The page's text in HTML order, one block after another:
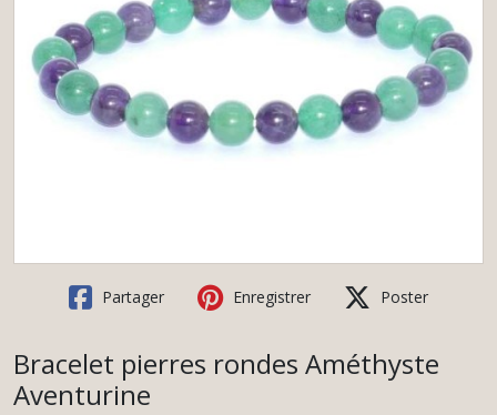
Partager Enregistrer Poster
Bracelet pierres rondes Améthyste
Aventurine